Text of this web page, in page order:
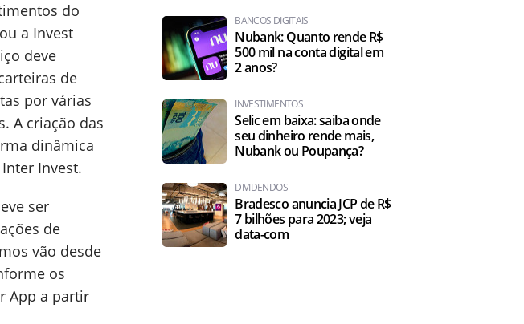
do
a Invest
deve
de
por várias
A criação das
dinâmica
Invest.
ser
de
vão desde
os
App a partir
BANCOS DIGITAIS
Nubank: Quanto rende R$
500 mil na conta digital em
2 anos?
INVESTIMENTOS
Selic em baixa: saiba onde
seu dinheiro rende mais,
Nubank ou Poupança?
DIVIDENDOS
Bradesco anuncia JCP de R$
7 bilhões para 2023; veja
data-com